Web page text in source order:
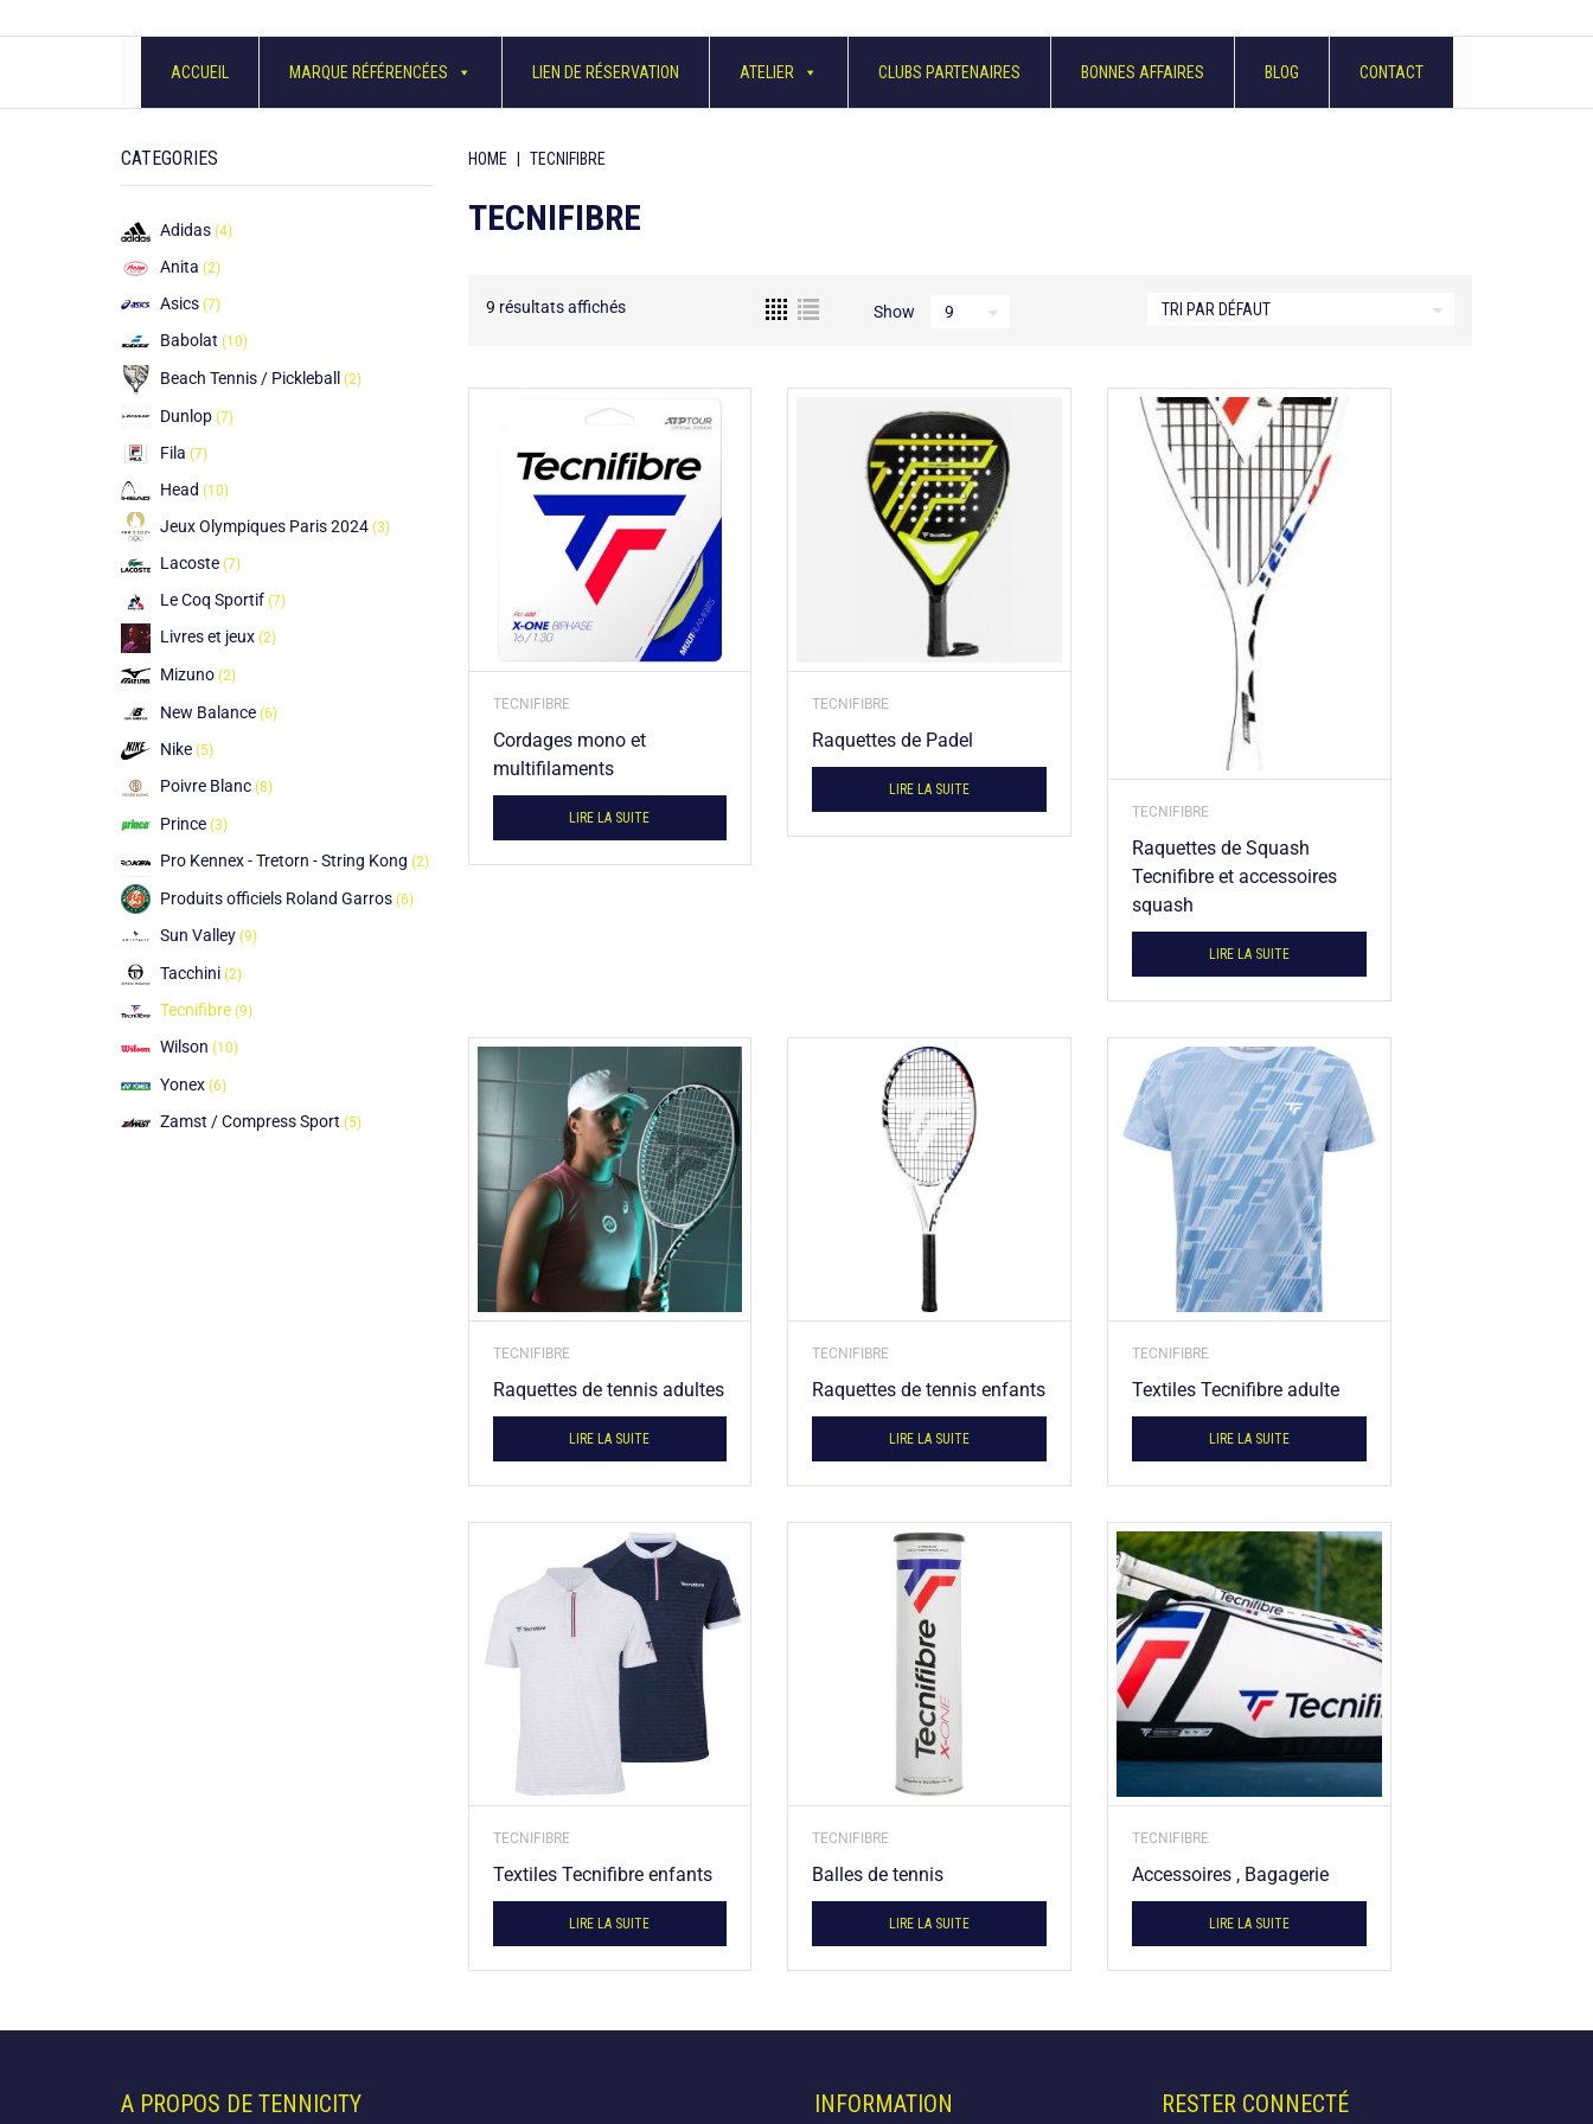
content
ACCUEIL MARQUE RÉFÉRENCÉES LIEN DE RÉSERVATION ATELIER CLUBS PARTENAIRES BONNES AFFAIRES BLOG CONTACT
HOME TECNIFIBRE
TECNIFIBRE
9 résultats affichés Show
TECNIFIBRE
Cordages mono et
multifilaments
LIRE LA SUITE
TECNIFIBRE
Raquettes de Padel
LIRE LA SUITE
TECNIFIBRE
Raquettes de Squash
Tecnifibre et accessoires
squash
LIRE LA SUITE
TECNIFIBRE
Raquettes de tennis adultes
LIRE LA SUITE
TECNIFIBRE
Raquettes de tennis enfants
LIRE LA SUITE
TECNIFIBRE
Textiles Tecnifibre adulte
LIRE LA SUITE
TECNIFIBRE
Textiles Tecnifibre enfants
LIRE LA SUITE
TECNIFIBRE
Balles de tennis
LIRE LA SUITE
TECNIFIBRE
Accessoires , Bagagerie
LIRE LA SUITE
CATEGORIES
Adidas (4)
Anita (2)
Asics (7)
Babolat (10)
Beach Tennis / Pickleball (2)
Dunlop (7)
Fila (7)
Head (10)
Jeux Olympiques Paris 2024 (3)
Lacoste (7)
Le Coq Sportif (7)
Livres et jeux (2)
Mizuno (2)
New Balance (6)
Nike (5)
Poivre Blanc (8)
Prince (3)
Pro Kennex - Tretorn - String Kong (2)
Produits officiels Roland Garros (6)
Sun Valley (9)
Tacchini (2)
Tecnifibre (9)
Wilson (10)
Yonex (6)
Zamst / Compress Sport (5)
A PROPOS DE TENNICITY INFORMATION RESTER CONNECTÉ